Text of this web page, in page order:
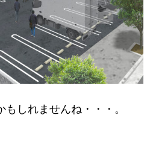
しれませんね・・・。